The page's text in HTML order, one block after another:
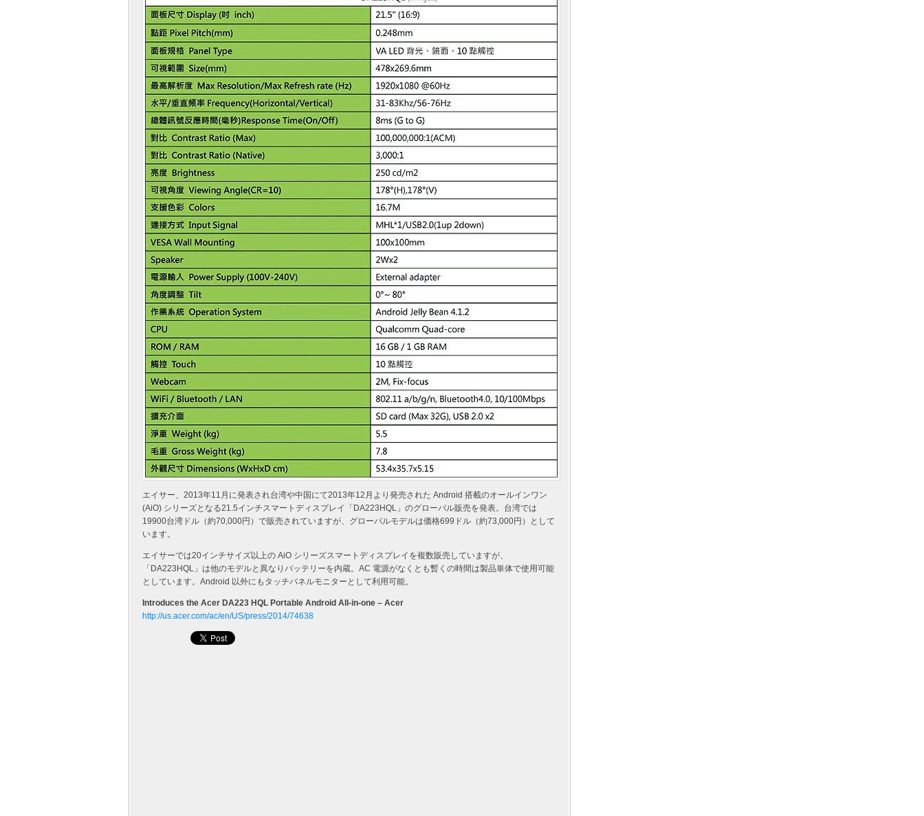
エイサー、2013年11月に発表され台湾や中国にて2013年12月より発売された Android 搭載のオールインワン
(AiO) シリーズとなる21.5インチスマートディスプレイ「DA223HQL」のグローバル販売を発表。台湾では
19900台湾ドル（約70,000円）で販売されていますが、グローバルモデルは価格699ドル（約73,000円）として
います。
エイサーでは20インチサイズ以上の AiO シリーズスマートディスプレイを複数販売していますが、
「DA223HQL」は他のモデルと異なりバッテリーを内蔵。AC 電源がなくとも暫くの時間は製品単体で使用可能
としています。Android 以外にもタッチパネルモニターとして利用可能。
Introduces the Acer DA223 HQL Portable Android All-in-one – Acer
http://us.acer.com/ac/en/US/press/2014/74638